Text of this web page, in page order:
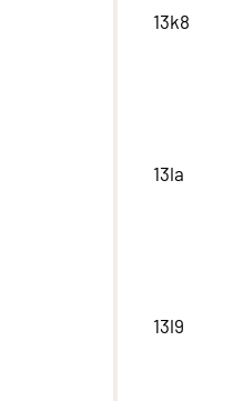
13k8
13la
13l9